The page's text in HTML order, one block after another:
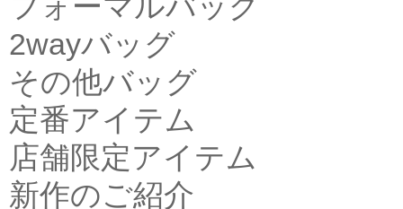
2wayバッグ
その他バッグ
定番アイテム
店舗限定アイテム
新作のご紹介